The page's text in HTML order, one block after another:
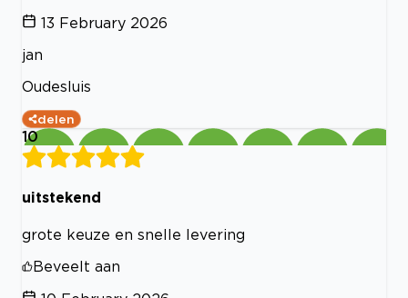
13 February 2026
jan
Oudesluis
delen
10
uitstekend
grote keuze en snelle levering
Beveelt aan